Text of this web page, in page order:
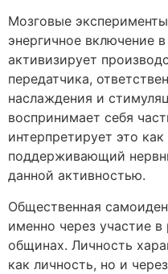
Мозговые
энергичное включение
активизирует
передатчика,
наслаждения и
воспринимает себя
интерпретирует это
поддерживающий
данной активностью.
Общественная
именно через участие
общинах. Личность
как личность, но и